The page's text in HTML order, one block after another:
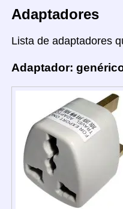
Adaptadores
Lista de adaptadores
Adaptador: